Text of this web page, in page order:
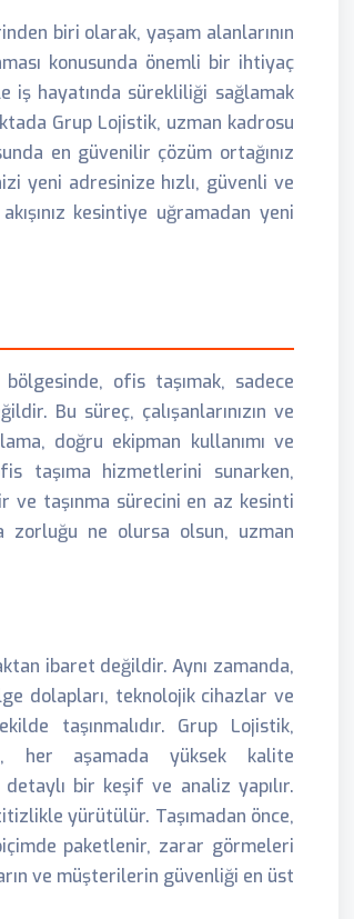
biri olarak, yaşam alanlarının
konusunda önemli bir ihtiyaç
iş hayatında sürekliliği sağlamak
Grup Lojistik, uzman kadrosu
en güvenilir çözüm ortağınız
yeni adresinize hızlı, güvenli ve
kesintiye uğramadan yeni
ofis taşımak, sadece
Bu süreç, çalışanlarınızın ve
doğru ekipman kullanımı ve
taşıma hizmetlerini sunarken,
taşınma sürecini en az kesinti
zorluğu ne olursa olsun, uzman
ibaret değildir. Aynı zamanda,
dolapları, teknolojik cihazlar ve
taşınmalıdır. Grup Lojistik,
her aşamada yüksek kalite
bir keşif ve analiz yapılır.
yürütülür. Taşımadan önce,
paketlenir, zarar görmeleri
ve müşterilerin güvenliği en üst